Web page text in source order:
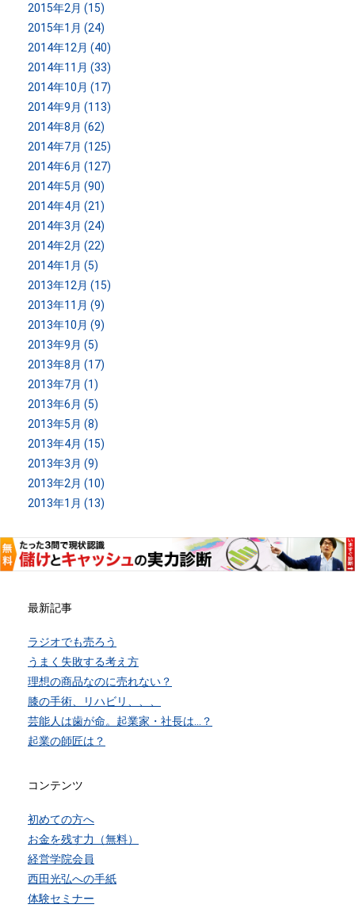
2015年2月 (15)
2015年1月 (24)
2014年12月 (40)
2014年11月 (33)
2014年10月 (17)
2014年9月 (113)
2014年8月 (62)
2014年7月 (125)
2014年6月 (127)
2014年5月 (90)
2014年4月 (21)
2014年3月 (24)
2014年2月 (22)
2014年1月 (5)
2013年12月 (15)
2013年11月 (9)
2013年10月 (9)
2013年9月 (5)
2013年8月 (17)
2013年7月 (1)
2013年6月 (5)
2013年5月 (8)
2013年4月 (15)
2013年3月 (9)
2013年2月 (10)
2013年1月 (13)
最新記事
ラジオでも売ろう
うまく失敗する考え方
理想の商品なのに売れない？
膝の手術、リハビリ、、、
芸能人は歯が命。起業家・社長は…？
起業の師匠は？
コンテンツ
初めての方へ
お金を残す力（無料）
経営学院会員
西田光弘への手紙
体験セミナー